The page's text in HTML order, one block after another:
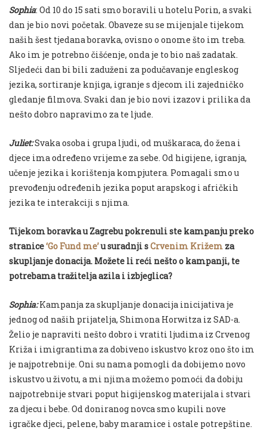
Sophia: Od 10 do 15 sati smo boravili u hotelu Porin, a svaki
dan je bio novi početak. Obaveze su se mijenjale tijekom
naših šest tjedana boravka, ovisno o onome što im treba.
Ako im je potrebno čišćenje, onda je to bio naš zadatak.
Sljedeći dan bi bili zaduženi za podučavanje engleskog
jezika, sortiranje knjiga, igranje s djecom ili zajedničko
gledanje filmova. Svaki dan je bio novi izazov i prilika da
nešto dobro napravimo za te ljude.
Juliet:Svaka osoba i grupa ljudi, od muškaraca, do žena i
djece ima određeno vrijeme za sebe. Od higijene, igranja,
učenje jezika i korištenja kompjutera. Pomagali smo u
prevođenju određenih jezika poput arapskog i afričkih
jezika te interakciji s njima.
Tijekom boravka u Zagrebu pokrenuli ste kampanju preko
stranice‘Go Fund me’u suradnji sCrvenim Križem za
skupljanje donacija. Možete li reći nešto o kampanji, te
potrebama tražitelja azila i izbjeglica?
Sophia:Kampanja za skupljanje donacija inicijativa je
jednog od naših prijatelja, Shimona Horwitza iz SAD-a.
Želio je napraviti nešto dobro i vratiti ljudima iz Crvenog
Križa i imigrantima za dobiveno iskustvo kroz ono što im
je najpotrebnije. Oni su nama pomogli da dobijemo novo
iskustvo u životu, a mi njima možemo pomoći da dobiju
najpotrebnije stvari poput higijenskog materijala i stvari
za djecu i bebe. Od doniranog novca smo kupili nove
igračke djeci, pelene, baby maramice i ostale potrepštine.